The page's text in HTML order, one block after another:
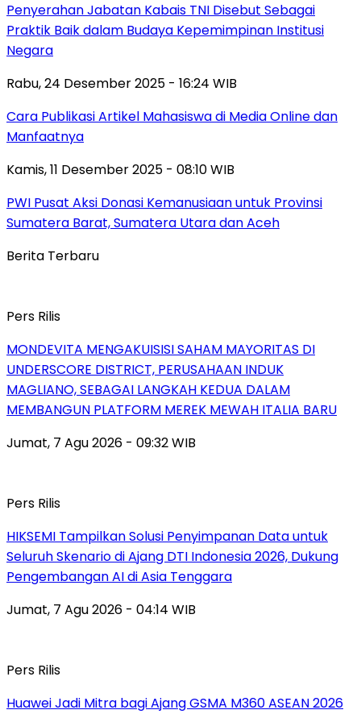
Penyerahan Jabatan Kabais TNI Disebut Sebagai
Praktik Baik dalam Budaya Kepemimpinan Institusi
Negara
Rabu, 24 Desember 2025 - 16:24 WIB
Cara Publikasi Artikel Mahasiswa di Media Online dan
Manfaatnya
Kamis, 11 Desember 2025 - 08:10 WIB
PWI Pusat Aksi Donasi Kemanusiaan untuk Provinsi
Sumatera Barat, Sumatera Utara dan Aceh
Berita Terbaru
Pers Rilis
MONDEVITA MENGAKUISISI SAHAM MAYORITAS DI
UNDERSCORE DISTRICT, PERUSAHAAN INDUK
MAGLIANO, SEBAGAI LANGKAH KEDUA DALAM
MEMBANGUN PLATFORM MEREK MEWAH ITALIA BARU
Jumat, 7 Agu 2026 - 09:32 WIB
Pers Rilis
HIKSEMI Tampilkan Solusi Penyimpanan Data untuk
Seluruh Skenario di Ajang DTI Indonesia 2026, Dukung
Pengembangan AI di Asia Tenggara
Jumat, 7 Agu 2026 - 04:14 WIB
Pers Rilis
Huawei Jadi Mitra bagi Ajang GSMA M360 ASEAN 2026